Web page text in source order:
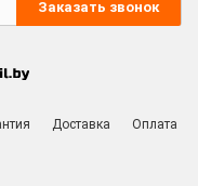
Заказать звонок
Доставка Оплата